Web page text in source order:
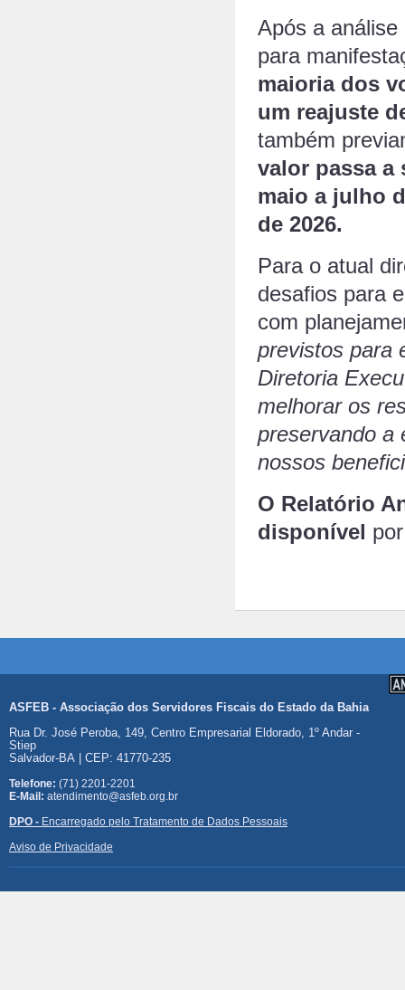
Após a
para
maioria dos
um reajuste
também
valor passa a
maio a julho
de 2026.
Para o atual
desafios para
com
previstos para
Diretoria
melhorar os
preservando a
nossos
O Relatório
disponível
ASFEB - Associação dos Servidores Fiscais do Estado da Bahia
Rua Dr. José Peroba, 149, Centro Empresarial Eldorado, 1º Andar -
Stiep
Salvador-BA | CEP: 41770-235
Telefone: (71) 2201-2201
E-Mail: atendimento@asfeb.org.br
DPO - Encarregado pelo Tratamento de Dados Pessoais
Aviso de Privacidade